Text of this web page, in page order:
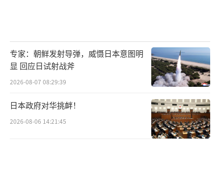
专家：朝鲜发射导弹，威慑日本意图明
显 回应日试射战斧
2026-08-07 08:29:39
日本政府对华挑衅！
2026-08-06 14:21:45